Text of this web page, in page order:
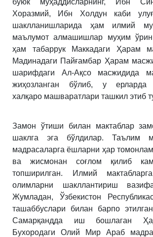
буюк муҳаддисларнинг, Ибн
Хоразмий, Ибн Холдун каби
шаклланишларида ҳам илмий
маълумот алмашишлар муҳим ўрин
ҳам табаррук Маккадаги Ҳарам
Мадинадаги Пайғамбар Ҳарам
шарифдаги Ал-Ақсо масжидида
жиҳозланган бўлиб, у ерларда
халқаро машваратлари ташкил этиб
Замон ўтиши билан мактаблар
шаклга эга бўлдилар. Таълим
мадрасаларга ёшларни ҳар
ва жисмонан соғлом қилиб
топширилган. Илмий
олимларни шакллантириш
Жумладан, Ўзбекистон
ташаббуслари билан барпо
Самарқандда иш бошлаган
Бухородаги Олий Мир Араб